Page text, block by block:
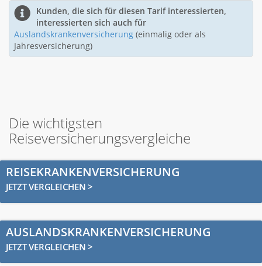
Kunden, die sich für diesen Tarif interessierten,
interessierten sich auch für
Auslandskrankenversicherung (einmalig oder als
Jahresversicherung)
Die wichtigsten
Reiseversicherungsvergleiche
REISEKRANKENVERSICHERUNG
JETZT VERGLEICHEN >
AUSLANDSKRANKENVERSICHERUNG
JETZT VERGLEICHEN >